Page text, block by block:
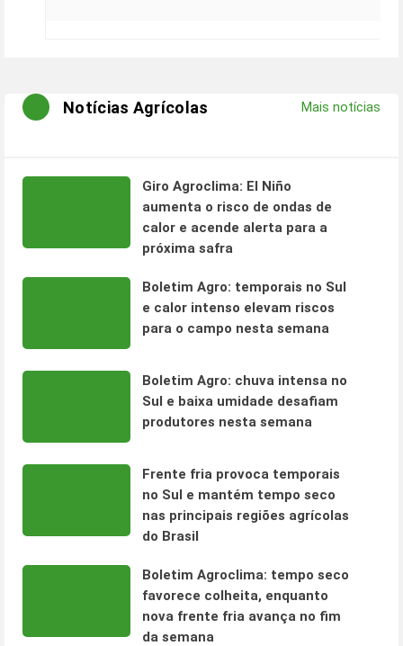
Notícias Agrícolas Mais notícias
Giro Agroclima: El Niño
aumenta o risco de ondas de
calor e acende alerta para a
próxima safra
Boletim Agro: temporais no Sul
e calor intenso elevam riscos
para o campo nesta semana
Boletim Agro: chuva intensa no
Sul e baixa umidade desafiam
produtores nesta semana
Frente fria provoca temporais
no Sul e mantém tempo seco
nas principais regiões agrícolas
do Brasil
Boletim Agroclima: tempo seco
favorece colheita, enquanto
nova frente fria avança no fim
da semana